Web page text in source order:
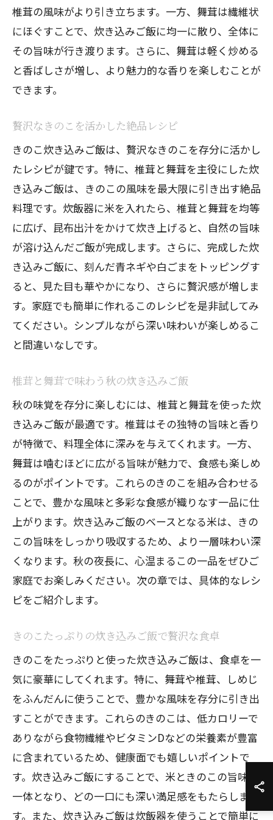
椎茸の風味がより引き立ちます。一方、舞茸は繊維状
にほぐすことで、炊き込みご飯に均一に散り、全体に
その旨味が行き渡ります。さらに、舞茸は軽く炒める
と香ばしさが増し、より魅力的な香りを楽しむことが
できます。
贅沢なきのこを活かした絶品レシピ
きのこ炊き込みご飯は、贅沢なきのこを存分に活かし
たレシピが鍵です。特に、椎茸と舞茸を主役にした炊
き込みご飯は、きのこの風味を最大限に引き出す絶品
料理です。炊飯器に米を入れたら、椎茸と舞茸を均等
に広げ、昆布出汁をかけて炊き上げると、自然の旨味
が溶け込んだご飯が完成します。さらに、完成した炊
き込みご飯に、刻んだ青ネギや白ごまをトッピングす
ると、見た目も華やかになり、さらに贅沢感が増しま
す。家庭でも簡単に作れるこのレシピを是非試してみ
てください。シンプルながら深い味わいが楽しめるこ
と間違いなしです。
椎茸と舞茸で味わう秋の炊き込みご飯
秋の味覚を存分に楽しむには、椎茸と舞茸を使った炊
き込みご飯が最適です。椎茸はその独特の旨味と香り
が特徴で、料理全体に深みを与えてくれます。一方、
舞茸は噛むほどに広がる旨味が魅力で、食感も楽しめ
るのがポイントです。これらのきのこを組み合わせる
ことで、豊かな風味と多彩な食感が織りなす一品に仕
上がります。炊き込みご飯のベースとなる米は、きの
この旨味をしっかり吸収するため、より一層味わい深
くなります。秋の夜長に、心温まるこの一品をぜひご
家庭でお楽しみください。次の章では、具体的なレシ
ピをご紹介します。
きのこたっぷりの炊き込みご飯で贅沢な食卓
きのこをたっぷりと使った炊き込みご飯は、食卓を一
気に豪華にしてくれます。特に、舞茸や椎茸、しめじ
をふんだんに使うことで、豊かな風味を存分に引き出
すことができます。これらのきのこは、低カロリーで
ありながら食物繊維やビタミンDなどの栄養素が豊富
に含まれているため、健康面でも嬉しいポイントで
す。炊き込みご飯にすることで、米ときのこの旨味が
一体となり、どの一口にも深い満足感をもたらしま
す。また、炊き込みご飯は炊飯器を使うことで簡単に